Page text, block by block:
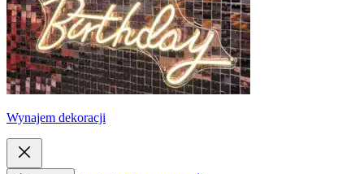
Wynajem dekoracji